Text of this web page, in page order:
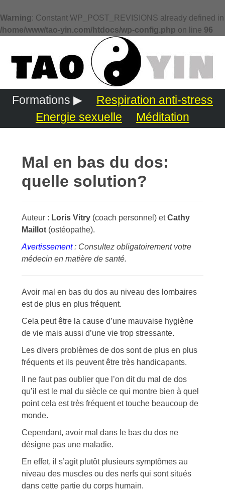
Warning: Constant WP_POST_REVISIONS already defined in
/home/www/tao-yin.com/htdocs/wp-config.php on line 96
Formations ▶
Respiration anti-stress
Energie sexuelle
Méditation
Mal en bas du dos:
quelle solution?
Auteur : Loris Vitry (coach personnel) etCathy
Maillot (ostéopathe).
Avertissement: Consultez obligatoirement votre
médecin en matière de santé.
Avoir mal en bas du dos au niveau des lombaires
est de plus en plus fréquent.
Cela peut être la cause d’une mauvaise hygiène
de vie mais aussi d’une vie trop stressante.
Les divers problèmes de dos sont de plus en plus
fréquents et ils peuvent être très handicapants.
Il ne faut pas oublier que l’on dit du mal de dos
qu’il est le mal du siècle ce qui montre bien à quel
point cela est très fréquent et touche beaucoup de
monde.
Cependant, avoir mal dans le bas du dos ne
désigne pas une maladie.
En effet, il s’agit plutôt plusieurs symptômes au
niveau des muscles ou des nerfs qui sont situés
dans cette partie du corps humain.